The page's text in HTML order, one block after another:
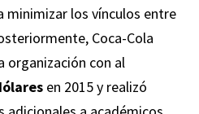
minimizar los vínculos entre
Coca-Cola
organización con al
en 2015 y realizó